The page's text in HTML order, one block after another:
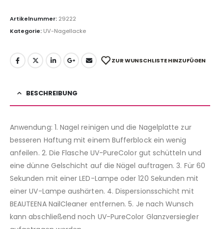
Artikelnummer: 29222
Kategorie: UV-Nagellacke
ZUR WUNSCHLISTE HINZUFÜGEN
BESCHREIBUNG
Anwendung: 1. Nagel reinigen und die Nagelplatte zur
besseren Haftung mit einem Bufferblock ein wenig
anfeilen. 2. Die Flasche UV-PureColor gut schütteln und
eine dünne Gelschicht auf die Nägel auftragen. 3. Für 60
Sekunden mit einer LED-Lampe oder 120 Sekunden mit
einer UV-Lampe aushärten. 4. Dispersionsschicht mit
BEAUTEENA NailCleaner entfernen. 5. Je nach Wunsch
kann abschließend noch UV-PureColor Glanzversiegler